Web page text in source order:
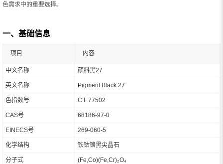
色需求中的重要选择。
一、基础信息
项目 内容
中文名称 颜料黑27
英文名称 Pigment Black 27
色指数号 C.I. 77502
CAS号 68186-97-0
EINECS号 269-060-5
化学结构 铁钴铬黑尖晶石
分子式 (Fe,Co)(Fe,Cr)₂O₄